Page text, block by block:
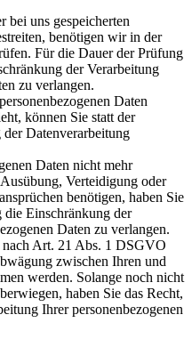
bei uns gespeicherten
benötigen wir in der
Für die Dauer der Prüfung
der Verarbeitung
zu verlangen.
Daten
können Sie statt der
Datenverarbeitung
Daten nicht mehr
Verteidigung oder
benötigen, haben Sie
die Einschränkung der
Daten zu verlangen.
nach Art. 21 Abs. 1 DSGVO
zwischen Ihren und
werden. Solange noch nicht
haben Sie das Recht,
Ihrer personenbezogenen